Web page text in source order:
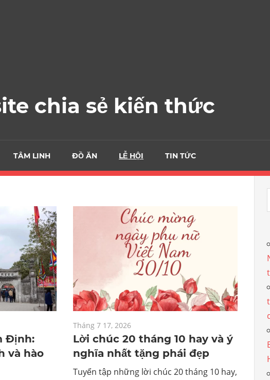
chia sẻ kiến thức
TÂM LINH ĐỒ ĂN LỄ HỘI TIN TỨC
Định:
và hào
Tháng 7 17, 2026
Lời chúc 20 tháng 10 hay và ý
nghĩa nhất tặng phái đẹp
Tuyển tập những lời chúc 20 tháng 10 hay,